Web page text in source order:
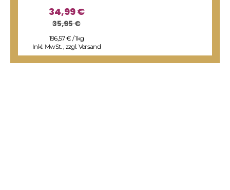
34,99 €
35,95 €
196,57 € / 1kg
Inkl. MwSt. , zzgl. Versand